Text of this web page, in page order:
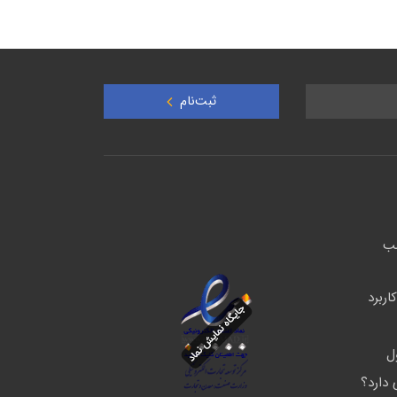
ثبت‌نام